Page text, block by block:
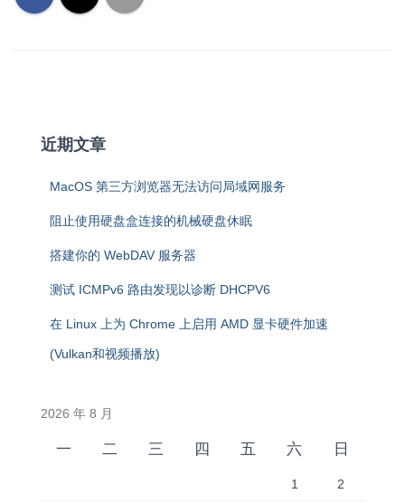
近期文章
MacOS 第三方浏览器无法访问局域网服务
阻止使用硬盘盒连接的机械硬盘休眠
搭建你的 WebDAV 服务器
测试 ICMPv6 路由发现以诊断 DHCPV6
在 Linux 上为 Chrome 上启用 AMD 显卡硬件加速
(Vulkan和视频播放)
2026 年 8 月
一 二 三 四 五 六 日
1 2